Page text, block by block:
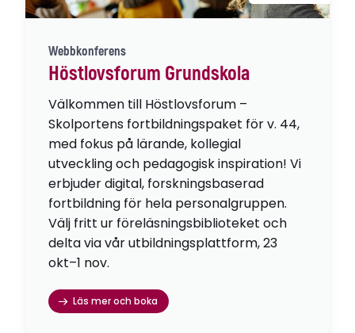
Webbkonferens
Höstlovsforum Grundskola
Välkommen till Höstlovsforum –
Skolportens fortbildningspaket för v. 44,
med fokus på lärande, kollegial
utveckling och pedagogisk inspiration! Vi
erbjuder digital, forskningsbaserad
fortbildning för hela personalgruppen.
Välj fritt ur föreläsningsbiblioteket och
delta via vår utbildningsplattform, 23
okt–1 nov.
Läs mer och boka